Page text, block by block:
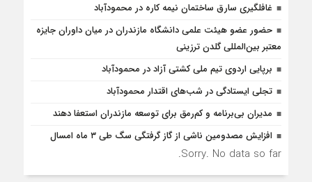
غافلگيري سارق ساختمان نيمه کاره در محمودآباد
حضور عضو هیئت علمی دانشگاه مازندران در میان داوران جایزه
معتبر بین‌المللی گلدن ترزینی
برپایی اردوی تیم ملی کشتی آزاد در محمودآباد
تجلی ایستادگی در شب‌های اقتدار محمودآباد
مدیران بی‌برنامه و کم‌رمق برای توسعه مازندران استعفا دهند
افزایش مصدومین ناشی از گاز گرفتگی سگ طی ۳ ماه امسال
Sorry. No data so far.